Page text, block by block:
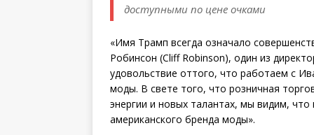
доступными по цене очками
«Имя Трамп всегда означало
Робинсон (Cliff Robinson), один из
удовольствие оттого, что работаем с
моды. В свете того, что розничная
энергии и новых талантах, мы видим,
американского бренда моды».